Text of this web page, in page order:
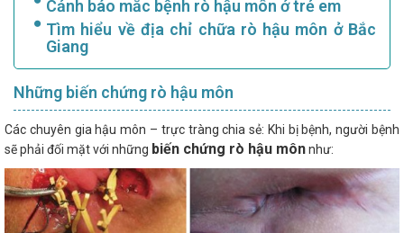
Cảnh báo mắc bệnh rò hậu môn ở trẻ em
Tìm hiểu về địa chỉ chữa rò hậu môn ở Bắc
Giang
Những biến chứng rò hậu môn
Các chuyên gia hậu môn – trực tràng chia sẻ: Khi bị bệnh, người bệnh
sẽ phải đối mặt với những biến chứng rò hậu mônnhư: